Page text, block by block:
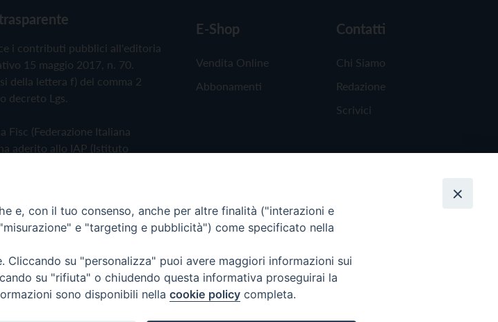
i contributi pubblici all'editoria
15 maggio 2017, n. 70.
della lettera f) del comma 2
decreto Lgs.
Fisc (Federazione Italiana
aderito allo IAP (Istituto
Policy
E-Shop
Vendita Online
Abbonamenti
Contatti
Chi Siamo
Redazione
Scrivici
e, con il tuo consenso, anche per altre finalità ("interazioni e
e "targeting e pubblicità") come specificato nella
su "personalizza" puoi avere maggiori informazioni sui
su "rifiuta" o chiudendo questa informativa proseguirai la
sono disponibili nella cookie policy completa.